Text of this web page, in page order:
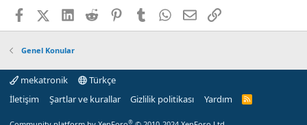
FacebookX (Twitter)
LinkedIn
Reddit PinterestTumblr WhatsApp
E-postaLink
Genel Konular
mekatronik
Türkçe
İletişim
Şartlar ve kurallar Gizlilik politikası Yardım
R
®